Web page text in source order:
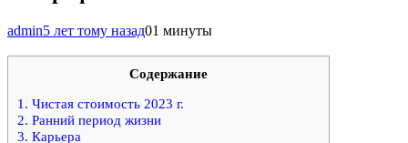
admin5 лет тому назад01 минуты
Содержание
1. Чистая стоимость 2023 г.
2. Ранний период жизни
3. Карьера